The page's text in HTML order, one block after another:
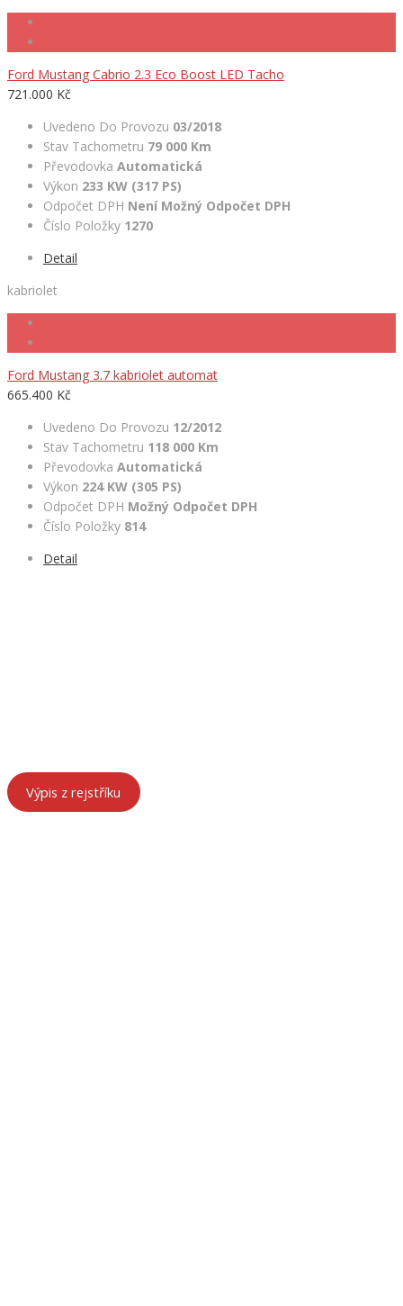
Ford Mustang Cabrio 2.3 Eco Boost LED Tacho
721.000 Kč
Uvedeno Do Provozu 03/2018
Stav Tachometru 79 000 Km
Převodovka Automatická
Výkon 233 KW (317 PS)
Odpočet DPH Není Možný Odpočet DPH
Číslo Položky 1270
Detail
kabriolet
Ford Mustang 3.7 kabriolet automat
665.400 Kč
Uvedeno Do Provozu 12/2012
Stav Tachometru 118 000 Km
Převodovka Automatická
Výkon 224 KW (305 PS)
Odpočet DPH Možný Odpočet DPH
Číslo Položky 814
Detail
Výpis z rejstříku